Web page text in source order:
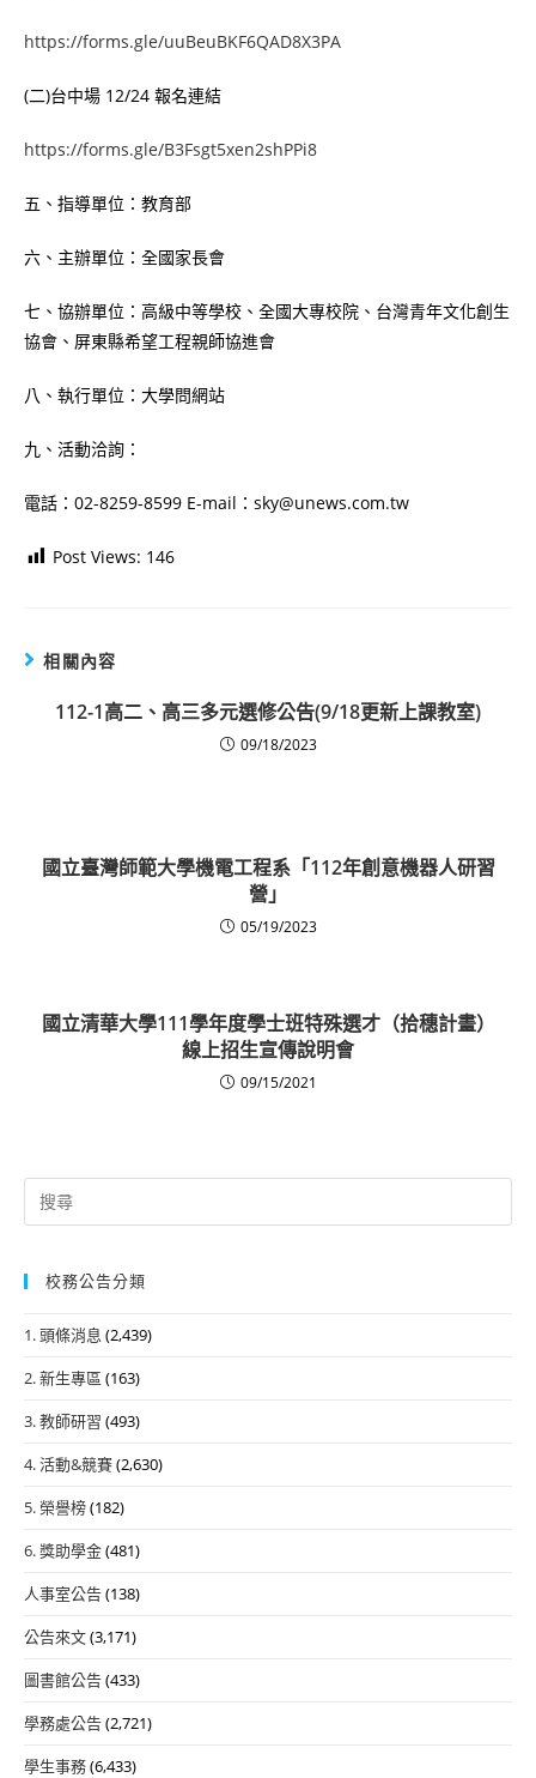
https://forms.gle/uuBeuBKF6QAD8X3PA
(二)台中場 12/24 報名連結
https://forms.gle/B3Fsgt5xen2shPPi8
五、指導單位：教育部
六、主辦單位：全國家長會
七、協辦單位：高級中等學校、全國大專校院、台灣青年文化創生
協會、屏東縣希望工程親師協進會
八、執行單位：大學問網站
九、活動洽詢：
電話：02-8259-8599 E-mail：sky@unews.com.tw
Post Views: 146
相關內容
112-1高二、高三多元選修公告(9/18更新上課教室)
09/18/2023
國立臺灣師範大學機電工程系「112年創意機器人研習
營」
05/19/2023
國立清華大學111學年度學士班特殊選才（拾穗計畫）
線上招生宣傳說明會
09/15/2021
Search
for:
校務公告分類
1. 頭條消息 (2,439)
2. 新生專區 (163)
3. 教師研習 (493)
4. 活動&競賽(2,630)
5. 榮譽榜(182)
6. 獎助學金(481)
人事室公告(138)
公告來文(3,171)
圖書館公告(433)
學務處公告(2,721)
學生事務(6,433)